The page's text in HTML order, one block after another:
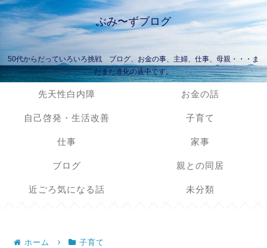
ぶみ〜ずブログ
50代からだっていろいろ挑戦 ブログ、お金の事、主婦、仕事、母親・・・ま
だまだ進化の途中です。
先天性白内障 お金の話
自己啓発・生活改善 子育て
仕事 家事
ブログ 親との同居
近ごろ気になる話 未分類
ホーム 子育て